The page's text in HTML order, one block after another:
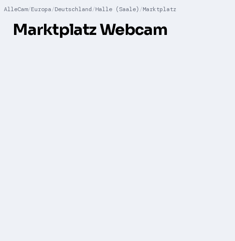
AlleCam Europa Deutschland Halle (Saale) Marktplatz
Marktplatz Webcam